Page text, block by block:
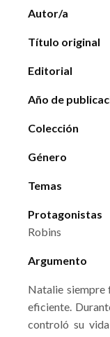
Autor/a
Título original
Editorial
Año de
Colección
Género
Temas
Protagonistas
Robins
Argumento
Natalie siempre
eficiente.
controló su